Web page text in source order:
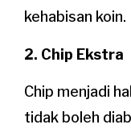
kehabisan koin.
2. Chip Ekstra
Chip menjadi
tidak boleh